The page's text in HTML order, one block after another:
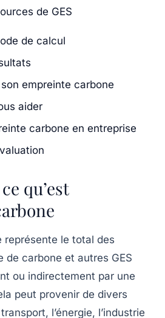
de GES
de calcul
empreinte carbone
aider
carbone en entreprise
qu’est
représente le total des
de carbone et autres GES
ou indirectement par une
peut provenir de divers
l’énergie, l’industrie